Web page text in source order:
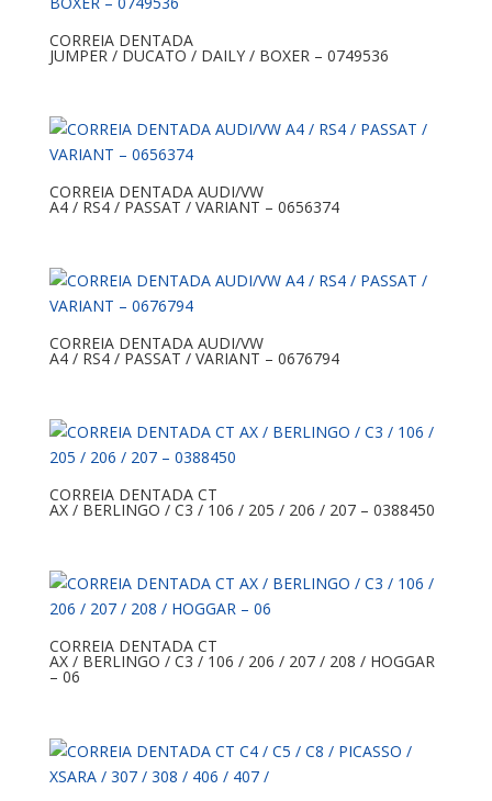
CORREIA DENTADA
JUMPER / DUCATO / DAILY / BOXER – 0749536
CORREIA DENTADA AUDI/VW
A4 / RS4 / PASSAT / VARIANT – 0656374
CORREIA DENTADA AUDI/VW
A4 / RS4 / PASSAT / VARIANT – 0676794
CORREIA DENTADA CT
AX / BERLINGO / C3 / 106 / 205 / 206 / 207 – 0388450
CORREIA DENTADA CT
AX / BERLINGO / C3 / 106 / 206 / 207 / 208 / HOGGAR
– 06